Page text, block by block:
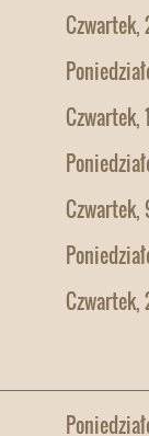
Czwartek,
Czwartek,
Czwartek,
Czwartek,